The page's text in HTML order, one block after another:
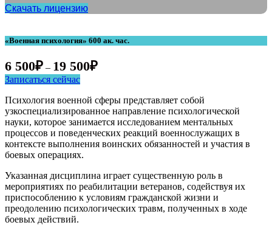
Скачать лицензию
«Военная психология» 600 ак. час.
6 500₽ – 19 500₽
Записаться сейчас
Психология военной сферы представляет собой
узкоспециализированное направление психологической
науки, которое занимается исследованием ментальных
процессов и поведенческих реакций военнослужащих в
контексте выполнения воинских обязанностей и участия в
боевых операциях.
Указанная дисциплина играет существенную роль в
мероприятиях по реабилитации ветеранов, содействуя их
приспособлению к условиям гражданской жизни и
преодолению психологических травм, полученных в ходе
боевых действий.